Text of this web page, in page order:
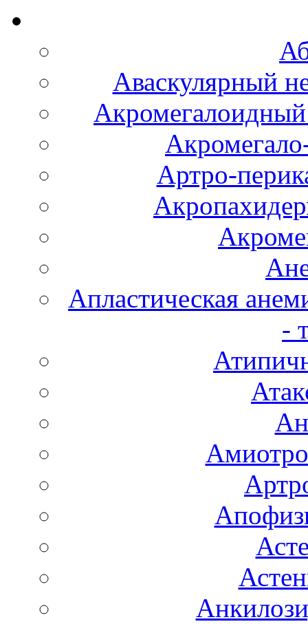
Аваскулярный
Акромегалоидный
Артро-
Апластическая
-